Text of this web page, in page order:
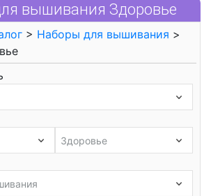
вышивания Здоровье
> Наборы для вышивания >